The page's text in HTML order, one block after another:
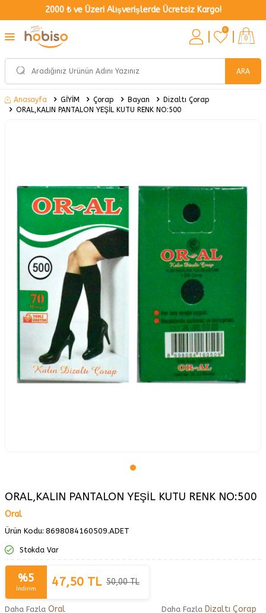
2000 ₺ ve Üzeri Alışverişlerde Ücretsiz Kargo!
ARA
0
0
Anasayfa GİYİM Çorap Bayan
Dizaltı Çorap
ORAL,KALIN PANTALON YEŞİL KUTU RENK NO:500
ORAL,KALIN PANTALON YEŞİL KUTU RENK NO:500
Oral
Ürün Kodu: 8698084160509.ADET
Stokda Var
%5
İndirim 47,50 TL 50,00TL
Daha Fazla Oral Daha Fazla Dizaltı Çorap